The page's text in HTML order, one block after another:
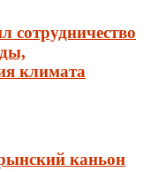
сотрудничество
климата
каньон